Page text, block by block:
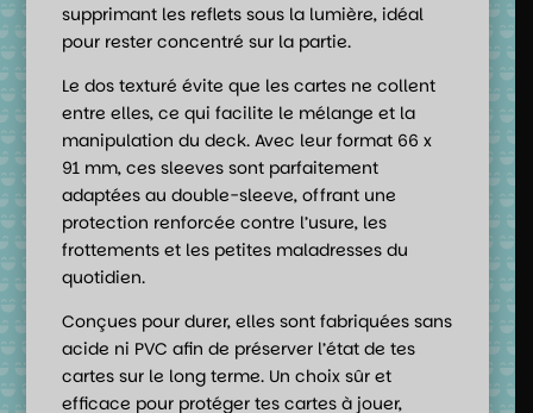
supprimant les reflets sous la lumière, idéal
pour rester concentré sur la partie.
Le dos texturé évite que les cartes ne collent
entre elles, ce qui facilite le mélange et la
manipulation du deck. Avec leur format 66 x
91 mm, ces sleeves sont parfaitement
adaptées au double-sleeve, offrant une
protection renforcée contre l’usure, les
frottements et les petites maladresses du
quotidien.
Conçues pour durer, elles sont fabriquées sans
acide ni PVC afin de préserver l’état de tes
cartes sur le long terme. Un choix sûr et
efficace pour protéger tes cartes à jouer,